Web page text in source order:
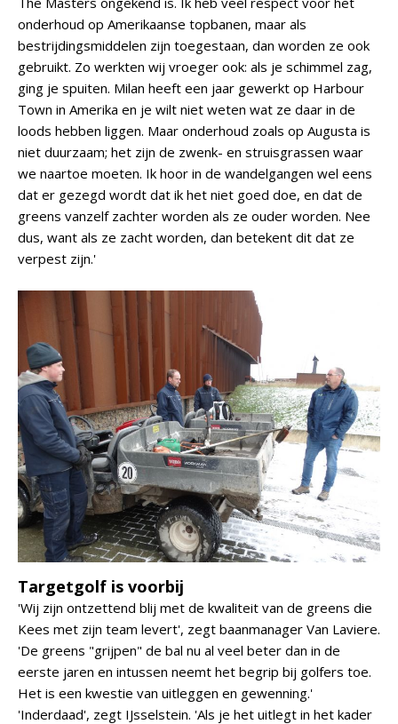
onderhoud op Amerikaanse topbanen, maar als
bestrijdingsmiddelen zijn toegestaan, dan worden ze ook
gebruikt. Zo werkten wij vroeger ook: als je schimmel zag,
ging je spuiten. Milan heeft een jaar gewerkt op Harbour
Town in Amerika en je wilt niet weten wat ze daar in de
loods hebben liggen. Maar onderhoud zoals op Augusta is
niet duurzaam; het zijn de zwenk- en struisgrassen waar
we naartoe moeten. Ik hoor in de wandelgangen wel eens
dat er gezegd wordt dat ik het niet goed doe, en dat de
greens vanzelf zachter worden als ze ouder worden. Nee
dus, want als ze zacht worden, dan betekent dit dat ze
verpest zijn.'
Targetgolf is voorbij
'Wij zijn ontzettend blij met de kwaliteit van de greens die
Kees met zijn team levert', zegt baanmanager Van Laviere.
'De greens "grijpen" de bal nu al veel beter dan in de
eerste jaren en intussen neemt het begrip bij golfers toe.
Het is een kwestie van uitleggen en gewenning.'
'Inderdaad', zegt IJsselstein. 'Als je het uitlegt in het kader